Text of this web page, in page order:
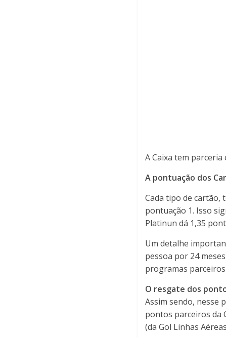
A Caixa tem parceria
A pontuação dos
Cada tipo de cartão,
pontuação 1. Isso
Platinun dá 1,35
Um detalhe
pessoa por 24
programas
O resgate dos
Assim sendo, nesse
pontos parceiros da
(da Gol Linhas